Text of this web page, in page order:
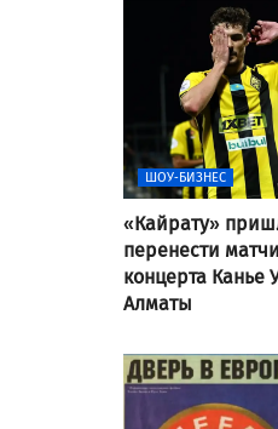
ШОУ-БИЗНЕС
«Кайрату»
перенести
концерта Канье
Алматы